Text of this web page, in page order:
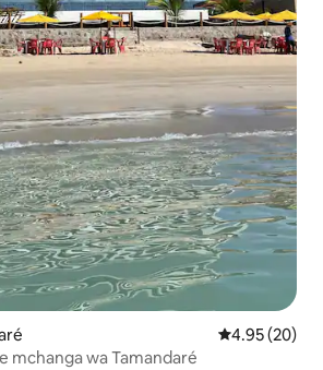
Ukadiriaji wa
4.95 (20)
mchanga wa Tamandaré